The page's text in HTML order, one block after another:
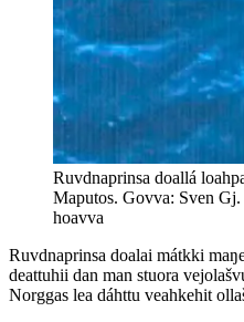
Ruvdnaprinsa doallá
Maputos. Govva: Sven
hoavva
Ruvdnaprinsa doalai mátkki
deattuhii dan man stuora
Norggas lea dáhttu veahkehit